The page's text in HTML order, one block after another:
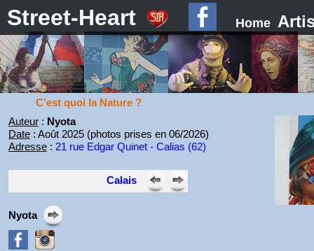
Street-Heart Home
C’est quoi la Nature ?
Auteur: Nyota
Date: Août 2025 (photos prises en 06/2026)
Adresse: 21 rue Edgar Quinet - Calias (62)
Calais
Nyota